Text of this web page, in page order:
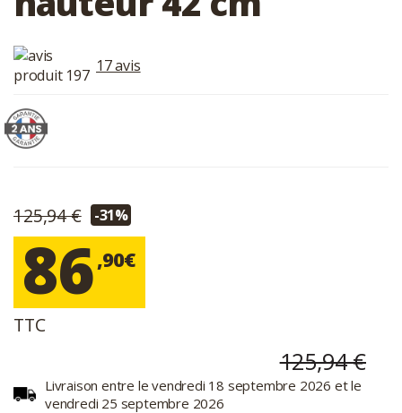
17 avis
125,94 € -31%
86,90€
TTC
125,94 €
Livraison entre le vendredi 18 septembre 2026 et le
vendredi 25 septembre 2026